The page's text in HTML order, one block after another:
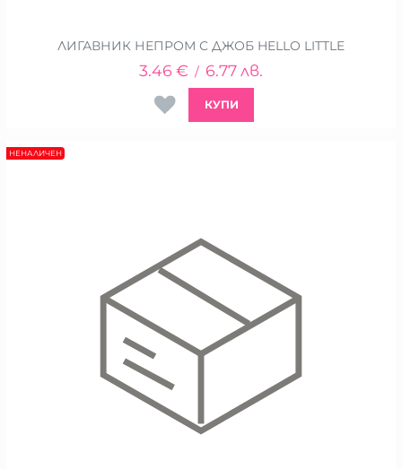
ЛИГАВНИК НЕПРОМ С ДЖОБ HELLO LITTLE
3.46 € / 6.77лв.
КУПИ
НЕНАЛИЧЕН